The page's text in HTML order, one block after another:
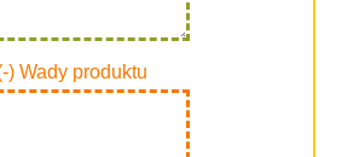
) Wady produktu